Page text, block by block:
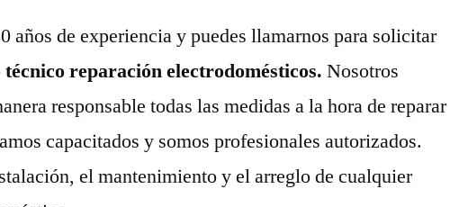
años de experiencia y puedes llamarnos para solicitar
reparación electrodomésticos.Nosotros
responsable todas las medidas a la hora de reparar
capacitados y somos profesionales autorizados.
el mantenimiento y el arreglo de cualquier